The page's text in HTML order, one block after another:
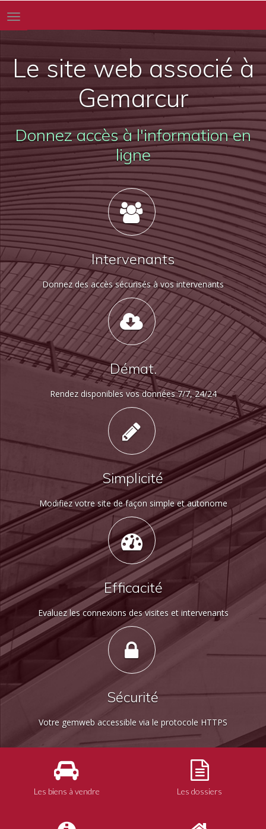
Toggle
navigation
Le site web associé à
Gemarcur
Donnez accès à l'information en
ligne
Intervenants
Donnez des accès sécurisés à vos intervenants
Démat.
Rendez disponibles vos données 7/7, 24/24
Simplicité
Modifiez votre site de façon simple et autonome
Efficacité
Evaluez les connexions des visites et intervenants
Sécurité
Votre gemweb accessible via le protocole HTTPS
Les biens à vendre Les dossiers